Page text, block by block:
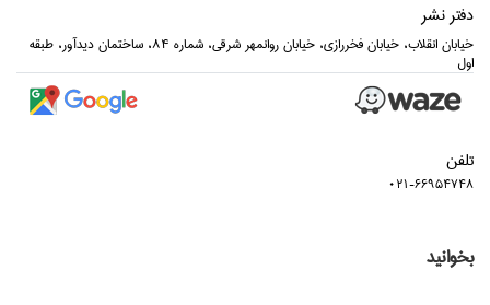
دفتر نشر
خيابان انقلاب، خيابان فخررازي، خيابان روانمهر شرقي، شماره 84، ساختمان ديدآور، طبقه
اول
تلفن
021-66954748
بخوانید